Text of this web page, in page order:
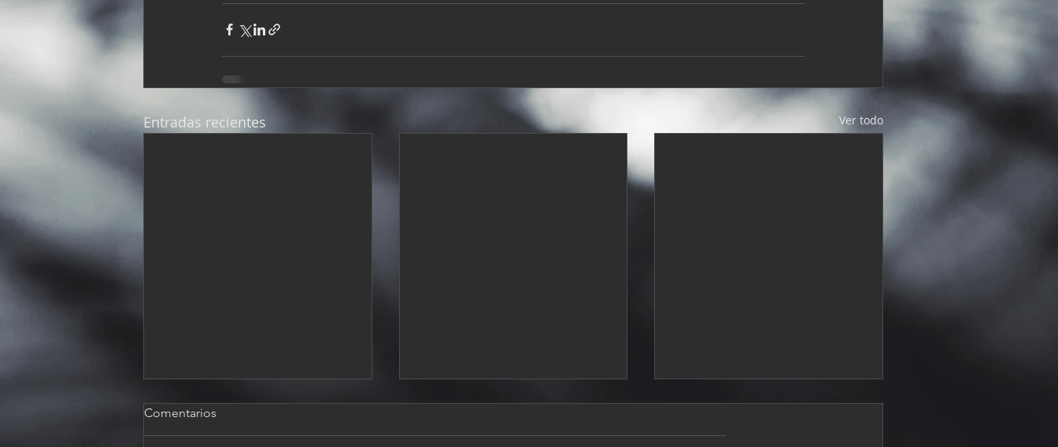
Entradas recientes Ver todo
Comentarios